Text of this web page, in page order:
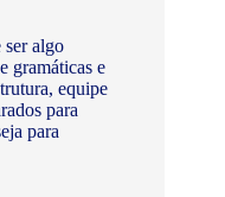
algo
gramáticas e
equipe
para
para